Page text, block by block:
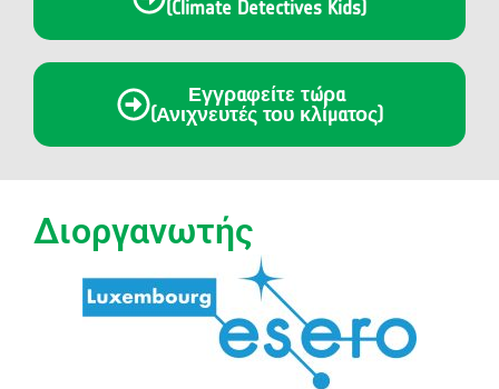
(Climate Detectives Kids)
Εγγραφείτε τώρα
(Ανιχνευτές του κλίματος)
Διοργανωτής